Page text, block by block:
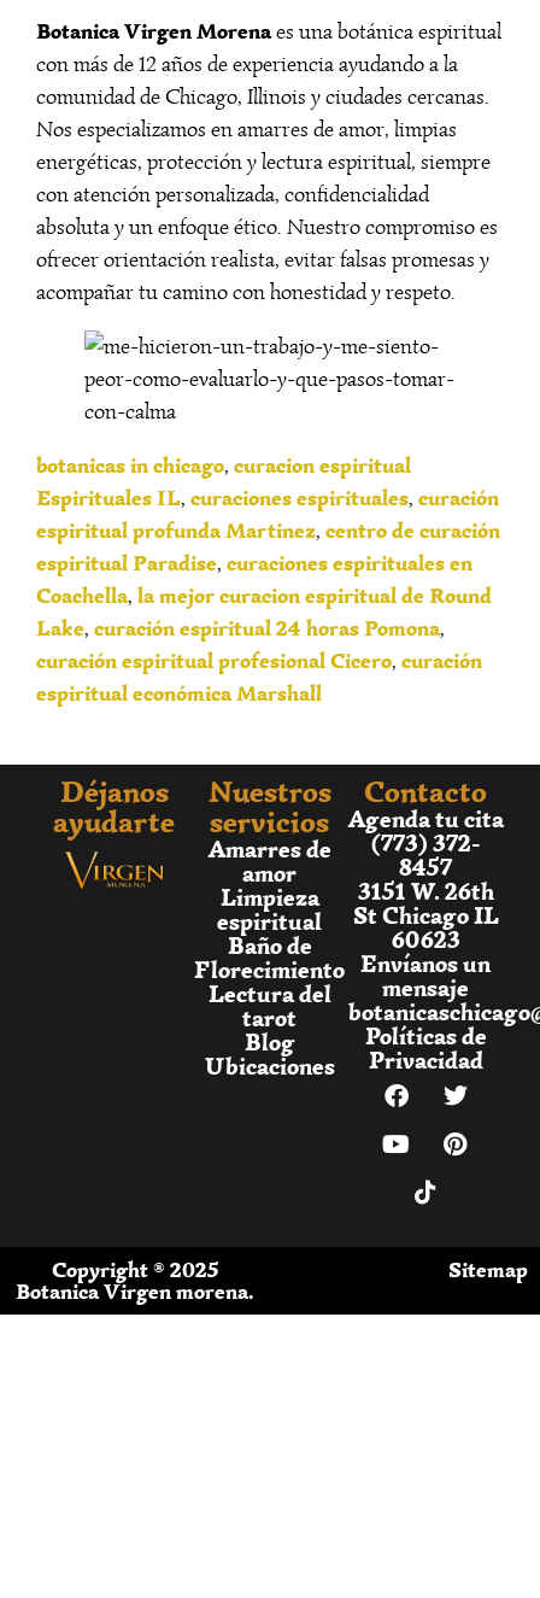
Botanica Virgen Morenaes una botánica espiritual
con más de 12 años de experiencia ayudando a la
comunidad de Chicago, Illinois y ciudades cercanas.
Nos especializamos en amarres de amor, limpias
energéticas, protección y lectura espiritual, siempre
con atención personalizada, confidencialidad
absoluta y un enfoque ético. Nuestro compromiso es
ofrecer orientación realista, evitar falsas promesas y
acompañar tu camino con honestidad y respeto.
botanicas in chicago, curacion espiritual
Espirituales IL, curaciones espirituales, curación
espiritual profunda Martinez, centro de curación
espiritual Paradise, curaciones espirituales en
Coachella, la mejor curacion espiritual de Round
Lake, curación espiritual 24 horas Pomona,
curación espiritual profesional Cicero, curación
espiritual económica Marshall
Déjanos
ayudarte
Nuestros
servicios
Amarres de
amor
Limpieza
espiritual
Baño de
Florecimiento
Lectura del
tarot
Blog
Ubicaciones
Contacto
Agenda tu cita
(773) 372-
8457
3151 W. 26th
St Chicago IL
60623
Envíanos un
mensaje
Políticas de
Privacidad
Copyright ® 2025
Botanica Virgen morena.
Sitemap